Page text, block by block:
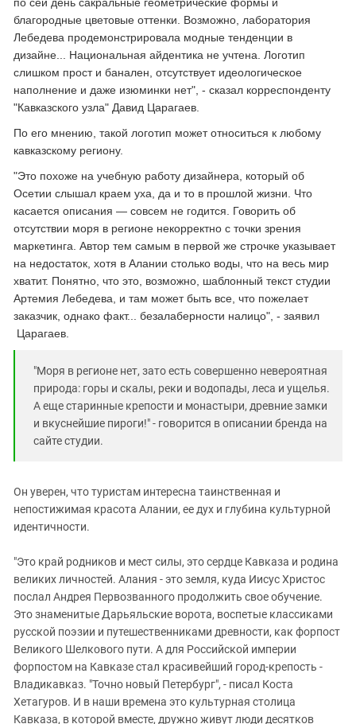
благородные цветовые оттенки. Возможно, лаборатория
Лебедева продемонстрировала модные тенденции в
дизайне... Национальная айдентика не учтена. Логотип
слишком прост и банален, отсутствует идеологическое
наполнение и даже изюминки нет", - сказал корреспонденту
"Кавказского узла" Давид Царагаев.
По его мнению, такой логотип может относиться к любому
кавказскому региону.
"Это похоже на учебную работу дизайнера, который об
Осетии слышал краем уха, да и то в прошлой жизни. Что
касается описания — совсем не годится. Говорить об
отсутствии моря в регионе некорректно с точки зрения
маркетинга. Автор тем самым в первой же строчке указывает
на недостаток, хотя в Алании столько воды, что на весь мир
хватит. Понятно, что это, возможно, шаблонный текст студии
Артемия Лебедева, и там может быть все, что пожелает
заказчик, однако факт... безалаберности налицо", - заявил
Царагаев.
"Моря в регионе нет, зато есть совершенно невероятная
природа: горы и скалы, реки и водопады, леса и ущелья.
А еще старинные крепости и монастыри, древние замки
и вкуснейшие пироги!" - говорится в описании бренда на
сайте студии.
Он уверен, что туристам интересна таинственная и
непостижимая красота Алании, ее дух и глубина культурной
идентичности.
"Это край родников и мест силы, это сердце Кавказа и родина
великих личностей. Алания - это земля, куда Иисус Христос
послал Андрея Первозванного продолжить свое обучение.
Это знаменитые Дарьяльские ворота, воспетые классиками
русской поэзии и путешественниками древности, как форпост
Великого Шелкового пути. А для Российской империи
форпостом на Кавказе стал красивейший город-крепость -
Владикавказ. "Точно новый Петербург", - писал Коста
Хетагуров. И в наши времена это культурная столица
Кавказа, в которой вместе, дружно живут люди десятков